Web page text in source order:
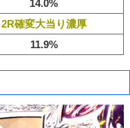
14.0%
2R確変大当り濃厚
11.9%